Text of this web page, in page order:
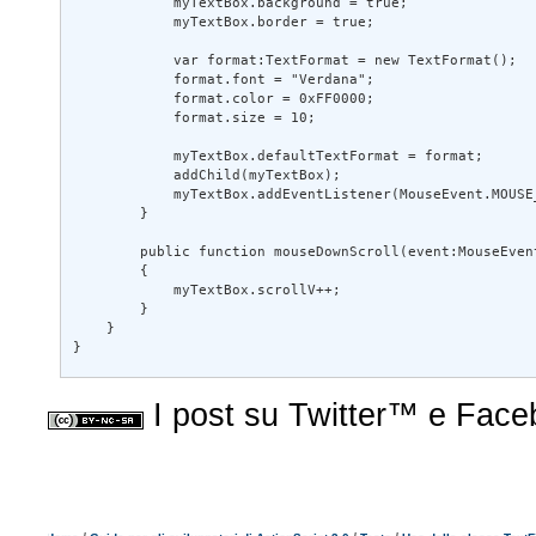
            myTextBox.border = true;
            var format:TextFormat = new TextFormat();
            format.font = "Verdana";
            format.color = 0xFF0000;
            format.size = 10;
            myTextBox.defaultTextFormat = format;
            addChild(myTextBox);
public function
            myTextBox.scrollV++;
I post su Twitter™ e